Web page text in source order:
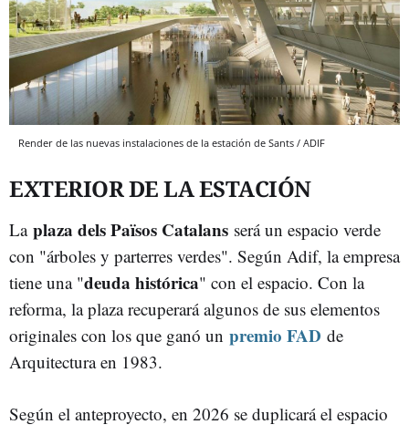
Render de las nuevas instalaciones de la estación de Sants / ADIF
EXTERIOR DE LA ESTACIÓN
La plaza dels Països Catalans será un espacio verde
con "árboles y parterres verdes". Según Adif, la empresa
tiene una "deuda histórica" con el espacio. Con la
reforma, la plaza recuperará algunos de sus elementos
originales con los que ganó un premio FAD de
Arquitectura en 1983.
Según el anteproyecto, en 2026 se duplicará el espacio